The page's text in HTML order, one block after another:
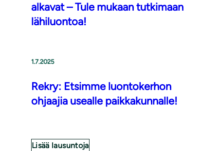
alkavat – Tule mukaan tutkimaan
lähiluontoa!
1.7.2025
Rekry: Etsimme luontokerhon
ohjaajia usealle paikkakunnalle!
Lisää lausuntoja